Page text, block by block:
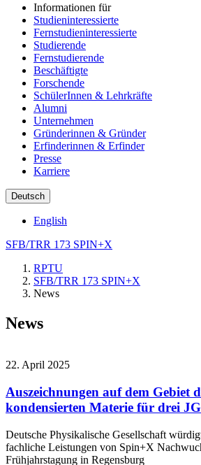
Informationen für
Studieninteressierte
Fernstudieninteressierte
Studierende
Fernstudierende
Beschäftigte
Forschende
SchülerInnen & Lehrkräfte
Alumni
Unternehmen
Gründerinnen & Gründer
Erfinderinnen & Erfinder
Presse
Karriere
Deutsch
English
SFB/TRR 173 SPIN+X
RPTU
SFB/TRR 173 SPIN+X
News
News
22. April 2025
Auszeichnungen auf dem Gebiet
kondensierten Materie für drei
Deutsche Physikalische Gesellschaft
fachliche Leistungen von Spin+X
Frühjahrstagung in Regensburg